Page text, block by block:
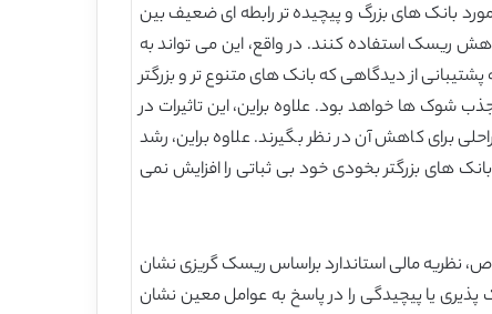
مورد بانک های بزرگ و پیچیده تر رابطه ای ضعیف بین
ریسک استفاده کنند. در واقع، این می تواند به
از دیدگاهی که بانک های متنوع تر و بزرگتر
شوک ها خواهد بود. علاوه براین، این تاثیرات در
برای کاهش آن در نظر بگیرند. علاوه براین، رشد
های بزرگتر بخودی خود بی ثباتی را افزایش نمی
نظریه مالی استاندارد براساس ریسک گریزی نشان
یا پیچیدگی را در پاسخ به عوامل معین نشان